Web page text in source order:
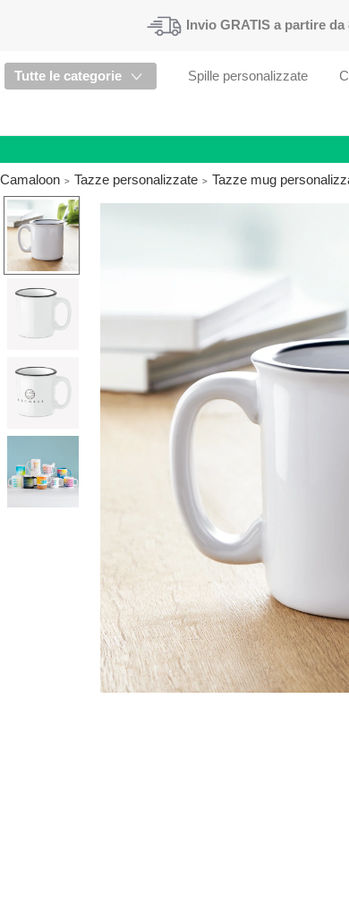
Invio GRATIS a partire da
Tutte le categorie Spille personalizzate
Camaloon
Tazze personalizzate Tazze mug